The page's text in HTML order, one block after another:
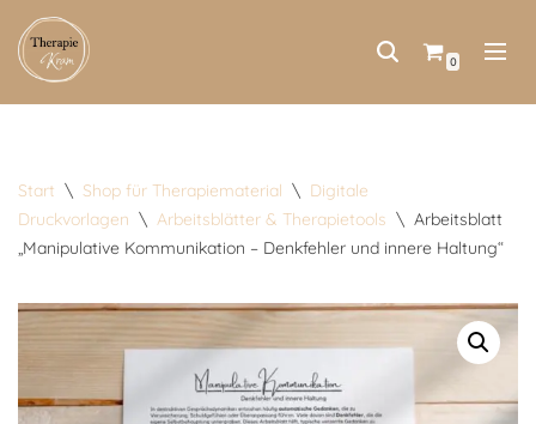
Zum
0
Start \ Shop für Therapiematerial \ Digitale
Druckvorlagen \ Arbeitsblätter & Therapietools \ Arbeitsblatt
„Manipulative Kommunikation – Denkfehler und innere Haltung“